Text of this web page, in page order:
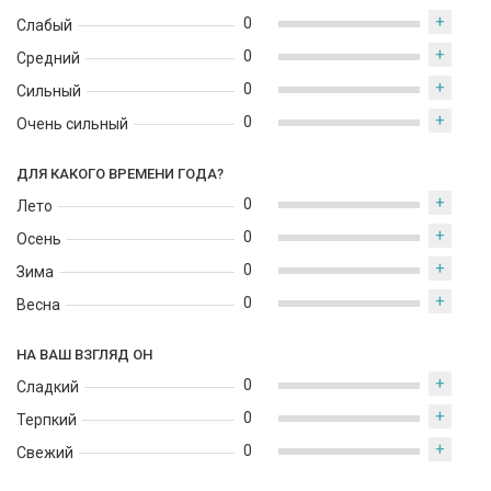
Слабый
Средний
Сильный
Очень сильный
0 +
0 +
0 +
0 +
ДЛЯ КАКОГО ВРЕМЕНИ ГОДА?
Лето
Осень
Зима
Весна
0 +
0 +
0 +
0 +
НА ВАШ ВЗГЛЯД ОН
Сладкий
Терпкий
Свежий
0 +
0 +
0 +